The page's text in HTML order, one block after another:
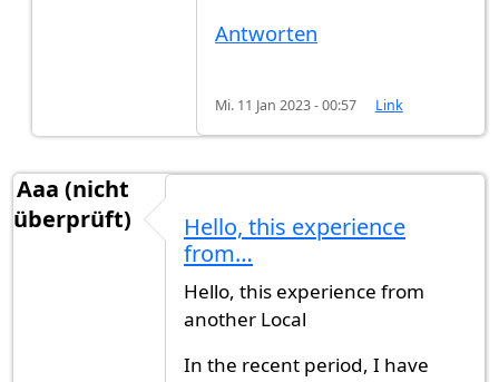
Antworten
Mi. 11 Jan 2023 - 00:57 Link
Aaa (nicht
überprüft)
Hello, this experience
from…
Hello, this experience from
another Local
In the recent period, I have